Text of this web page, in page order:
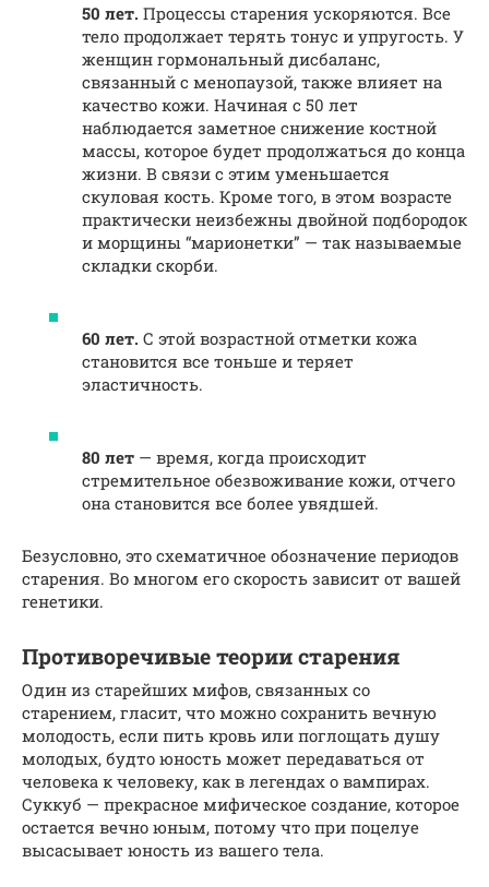
50 лет. Процессы старения ускоряются. Все
тело продолжает терять тонус и упругость. У
женщин гормональный дисбаланс,
связанный с менопаузой, также влияет на
качество кожи. Начиная с 50 лет
наблюдается заметное снижение костной
массы, которое будет продолжаться до конца
жизни. В связи с этим уменьшается
скуловая кость. Кроме того, в этом возрасте
практически неизбежны двойной подбородок
и морщины “марионетки” — так называемые
складки скорби.
60 лет. С этой возрастной отметки кожа
становится все тоньше и теряет
эластичность.
80 лет — время, когда происходит
стремительное обезвоживание кожи, отчего
она становится все более увядшей.
Безусловно, это схематичное обозначение периодов
старения. Во многом его скорость зависит от вашей
генетики.
Противоречивые теории старения
Один из старейших мифов, связанных со
старением, гласит, что можно сохранить вечную
молодость, если пить кровь или поглощать душу
молодых, будто юность может передаваться от
человека к человеку, как в легендах о вампирах.
Суккуб — прекрасное мифическое создание, которое
остается вечно юным, потому что при поцелуе
высасывает юность из вашего тела.